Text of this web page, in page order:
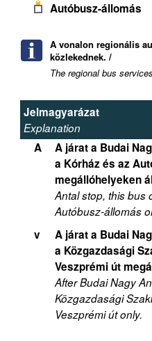
Autóbusz-állomás
A vonalon regionális
közlekednek. /
The regional bus
Jelmagyarázat
Explanation
A
A járat a Budai
a Kórház és az
megállóhelyeken
Antal stop, this bus
Autóbusz-állomás
v
A járat a Budai
a Közgazdasági
Veszprémi út
After Budai Nagy
Közgazdasági
Veszprémi út only.